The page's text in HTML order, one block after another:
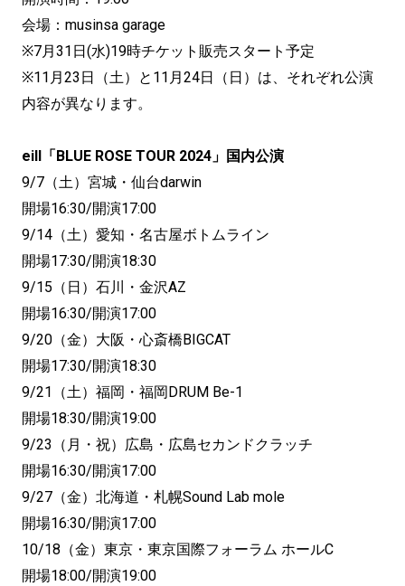
会場：musinsa garage
※7月31日(水)19時チケット販売スタート予定
※11月23日（土）と11月24日（日）は、それぞれ公演
内容が異なります。
eill「BLUE ROSE TOUR 2024」国内公演
9/7（土）宮城・仙台darwin
開場16:30/開演17:00
9/14（土）愛知・名古屋ボトムライン
開場17:30/開演18:30
9/15（日）石川・金沢AZ
開場16:30/開演17:00
9/20（金）大阪・心斎橋BIGCAT
開場17:30/開演18:30
9/21（土）福岡・福岡DRUM Be-1
開場18:30/開演19:00
9/23（月・祝）広島・広島セカンドクラッチ
開場16:30/開演17:00
9/27（金）北海道・札幌Sound Lab mole
開場16:30/開演17:00
10/18（金）東京・東京国際フォーラム ホールC
開場18:00/開演19:00